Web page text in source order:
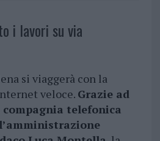
i lavori su via
si viaggerà con la
veloce. Grazie ad
telefonica